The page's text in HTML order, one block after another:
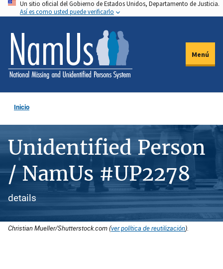
Pasar
al
contenido
principal
Un sitio oficial del Gobierno de Estados Unidos, Departamento de Justicia.
Así es como usted puede verificarlo
Menú
Inicio
Unidentified Person
/ NamUs #UP2278
details
Christian Mueller/Shutterstock.com (ver política de reutilización).